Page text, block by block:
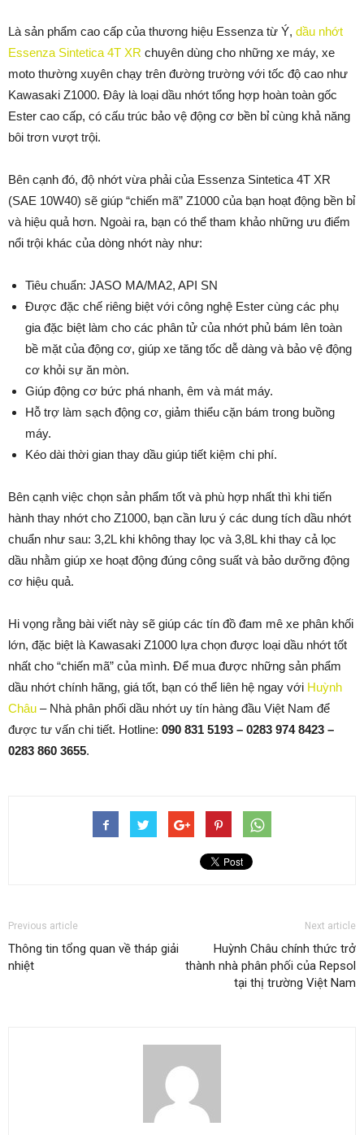
Là sản phẩm cao cấp của thương hiệu Essenza từ Ý, dầu nhớt
Essenza Sintetica 4T XR chuyên dùng cho những xe máy, xe
moto thường xuyên chạy trên đường trường với tốc độ cao như
Kawasaki Z1000. Đây là loại dầu nhớt tổng hợp hoàn toàn gốc
Ester cao cấp, có cấu trúc bảo vệ động cơ bền bỉ cùng khả năng
bôi trơn vượt trội.
Bên cạnh đó, độ nhớt vừa phải của Essenza Sintetica 4T XR
(SAE 10W40) sẽ giúp “chiến mã” Z1000 của bạn hoạt động bền bỉ
và hiệu quả hơn. Ngoài ra, bạn có thể tham khảo những ưu điểm
nổi trội khác của dòng nhớt này như:
Tiêu chuẩn: JASO MA/MA2, API SN
Được đặc chế riêng biệt với công nghệ Ester cùng các phụ
gia đặc biệt làm cho các phân tử của nhớt phủ bám lên toàn
bề mặt của động cơ, giúp xe tăng tốc dễ dàng và bảo vệ động
cơ khỏi sự ăn mòn.
Giúp động cơ bức phá nhanh, êm và mát máy.
Hỗ trợ làm sạch động cơ, giảm thiểu cặn bám trong buồng
máy.
Kéo dài thời gian thay dầu giúp tiết kiệm chi phí.
Bên cạnh việc chọn sản phẩm tốt và phù hợp nhất thì khi tiến
hành thay nhớt cho Z1000, bạn cần lưu ý các dung tích dầu nhớt
chuẩn như sau: 3,2L khi không thay lọc và 3,8L khi thay cả lọc
dầu nhằm giúp xe hoạt động đúng công suất và bảo dưỡng động
cơ hiệu quả.
Hi vọng rằng bài viết này sẽ giúp các tín đồ đam mê xe phân khối
lớn, đặc biệt là Kawasaki Z1000 lựa chọn được loại dầu nhớt tốt
nhất cho “chiến mã” của mình. Để mua được những sản phẩm
dầu nhớt chính hãng, giá tốt, bạn có thể liên hệ ngay với Huỳnh
Châu – Nhà phân phối dầu nhớt uy tín hàng đầu Việt Nam để
được tư vấn chi tiết. Hotline: 090 831 5193 – 0283 974 8423 –
0283 860 3655.
Previous article
Thông tin tổng quan về tháp giải
nhiệt
Next article
Huỳnh Châu chính thức trở
thành nhà phân phối của Repsol
tại thị trường Việt Nam